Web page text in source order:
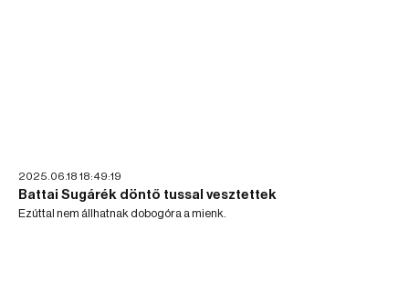
2025.06.18 18:49:19
Battai Sugárék döntő tussal vesztettek
Ezúttal nem állhatnak dobogóra a mienk.